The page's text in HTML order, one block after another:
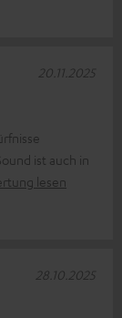
ist auch in
lesen
20.11.2025
28.10.2025